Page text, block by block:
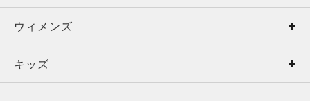
ウィメンズ
キッズ
トップス
ボトムス
ウィメンズ
トップス
キッズ